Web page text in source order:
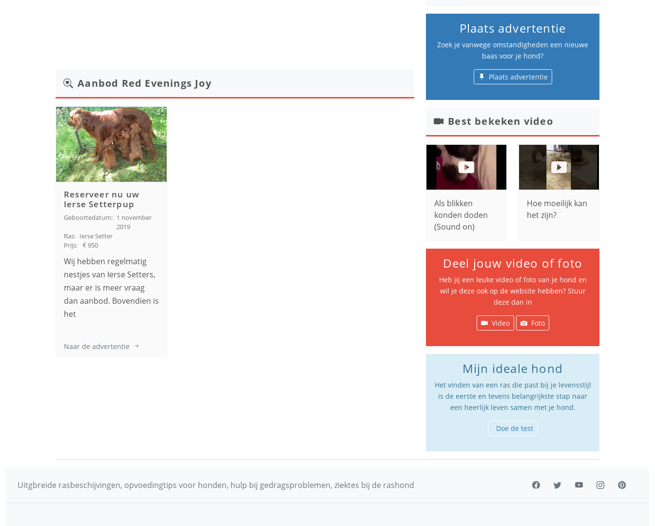
Aanbod Red Evenings Joy
Reserveer nu uw
Ierse Setterpup
Geboortedatum: 1 november
2019
Ras: Ierse Setter
Prijs:
950
Wij hebben regelmatig
nestjes van Ierse Setters,
maar er is meer vraag
dan aanbod. Bovendien is
het
Naar de advertentie
Plaats advertentie
Zoek je vanwege omstandigheden een nieuwe
baas voor je hond?
Plaats advertentie
Best bekeken video
Als blikken
konden doden
(Sound on)
Hoe moeilijk kan
het zijn?
Deel jouw video of foto
Heb jij een leuke video of foto van je hond en
wil je deze ook op de website hebben? Stuur
deze dan in
Video Foto
Mijn ideale hond
Het vinden van een ras die past bij je levensstijl
is de eerste en tevens belangrijkste stap naar
een heerlijk leven samen met je hond.
Doe de test
Uitgbreide rasbeschijvingen, opvoedingtips voor honden, hulp bij gedragsproblemen, ziektes bij de rashond